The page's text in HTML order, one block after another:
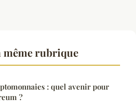
rubrique
: quel avenir pour
?